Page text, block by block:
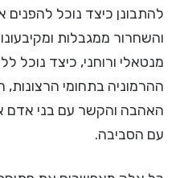
להתבונן כיצד נוכל
והשחרור ממגבלות
מנטאלי ורוחני, כיצד
ההרמוניה בתחומי הרצונות,
האהבה והקשר עם בני אדם
עם הסביבה.